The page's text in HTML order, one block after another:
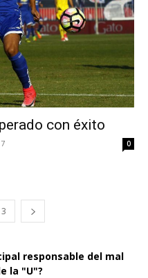
con éxito
0
3
responsable del mal
la "U"?